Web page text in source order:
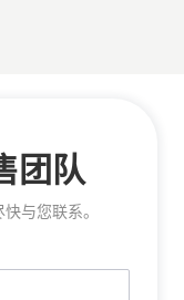
团队
与您联系。